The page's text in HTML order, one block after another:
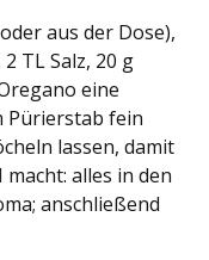
aus der Dose),
TL Salz, 20 g
eine
Pürierstab fein
lassen, damit
macht: alles in den
anschließend